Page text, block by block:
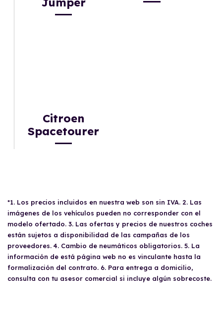
Citroen
Spacetourer
*1. Los precios incluidos en nuestra web son sin IVA. 2. Las
imágenes de los vehículos pueden no corresponder con el
modelo ofertado. 3. Las ofertas y precios de nuestros coches
están sujetos a disponibilidad de las campañas de los
proveedores. 4. Cambio de neumáticos obligatorios. 5. La
información de está página web no es vinculante hasta la
formalización del contrato. 6. Para entrega a domicilio,
consulta con tu asesor comercial si incluye algún sobrecoste.